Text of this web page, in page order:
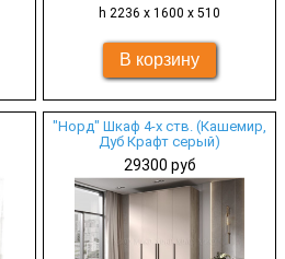
h 2236 х 1600 х 510
"Норд" Шкаф 4-х ств. (Кашемир,
Дуб Крафт серый)
29300 руб